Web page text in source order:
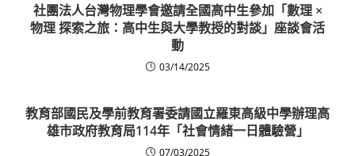
社團法人台灣物理學會邀請全國高中生參加「數理 ×
物理 探索之旅：高中生與大學教授的對談」座談會活
動
03/14/2025
教育部國民及學前教育署委請國立羅東高級中學辦理高
雄市政府教育局114年「社會情緒一日體驗營」
07/03/2025